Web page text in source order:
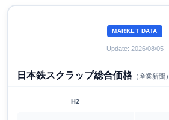
MARKET DATA
Update: 2026/08/05
日本鉄スクラップ総合価格（産業新聞）
H2